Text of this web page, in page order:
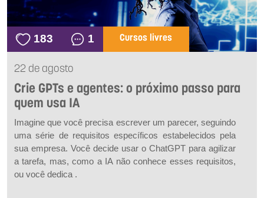
183 1 Cursos livres
22 de agosto
Crie GPTs e agentes: o próximo passo para
quem usa IA
Imagine que você precisa escrever um parecer, seguindo
uma série de requisitos específicos estabelecidos pela
sua empresa. Você decide usar o ChatGPT para agilizar
a tarefa, mas, como a IA não conhece esses requisitos,
ou você dedica .